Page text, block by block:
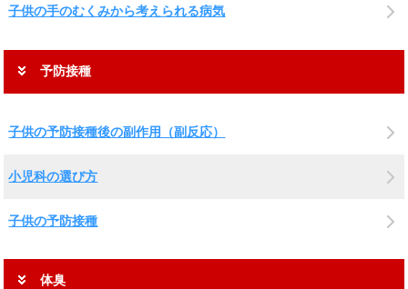
子供の手のむくみから考えられる病気
予防接種
子供の予防接種後の副作用（副反応）
小児科の選び方
子供の予防接種
体臭